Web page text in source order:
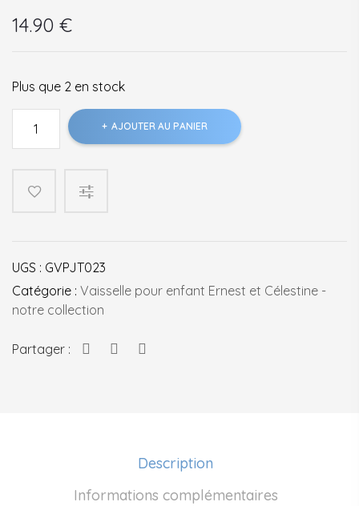
14.90 €
Plus que 2 en stock
goûter
AJOUTER AU PANIER
UGS : GVPJT023
Catégorie : Vaisselle pour enfant Ernest et Célestine -
notre collection
Partager :
Description
Informations complémentaires